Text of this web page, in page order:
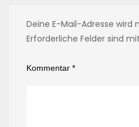
Deine E-Mail-Adresse
Erforderliche Felder sind mit
Kommentar *